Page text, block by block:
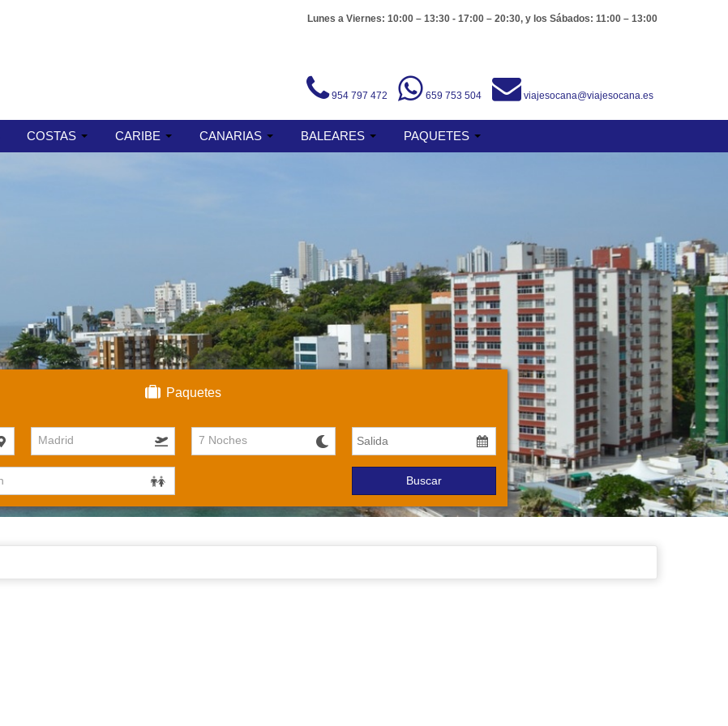
Lunes a Viernes: 10:00 – 13:30 - 17:00 – 20:30, y los Sábados: 11:00 – 13:00
954 797 472 659 753 504 viajesocana@viajesocana.es
COSTAS CARIBE CANARIAS BALEARES PAQUETES
Paquetes
Madrid 7 Noches
Buscar